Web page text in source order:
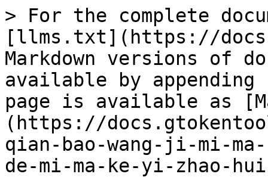
> For the complete
[llms.txt](https://
Markdown versions of
available by
page is available as
(https://
qian-bao-wang-ji-mi-
de-mi-ma-ke-yi-zhao-